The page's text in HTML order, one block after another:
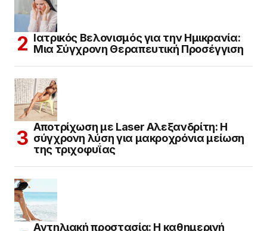
Ιατρικός Βελονισμός για την Ημικρανία:
Μια Σύγχρονη Θεραπευτική Προσέγγιση
Αποτρίχωση με Laser Αλεξανδρίτη: Η
σύγχρονη λύση για μακροχρόνια μείωση
της τριχοφυΐας
Αντηλιακή προστασία: Η καθημερινή